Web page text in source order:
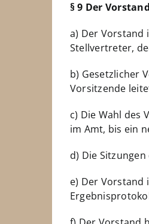
§ 9 Der Vorstand
a) Der Vorstand
Stellvertreter,
b) Gesetzlicher
Vorsitzende
c) Die Wahl des
im Amt, bis ein
d) Die
e) Der Vorstand